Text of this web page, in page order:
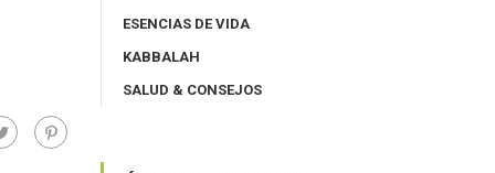
ESENCIAS DE VIDA
KABBALAH
SALUD & CONSEJOS